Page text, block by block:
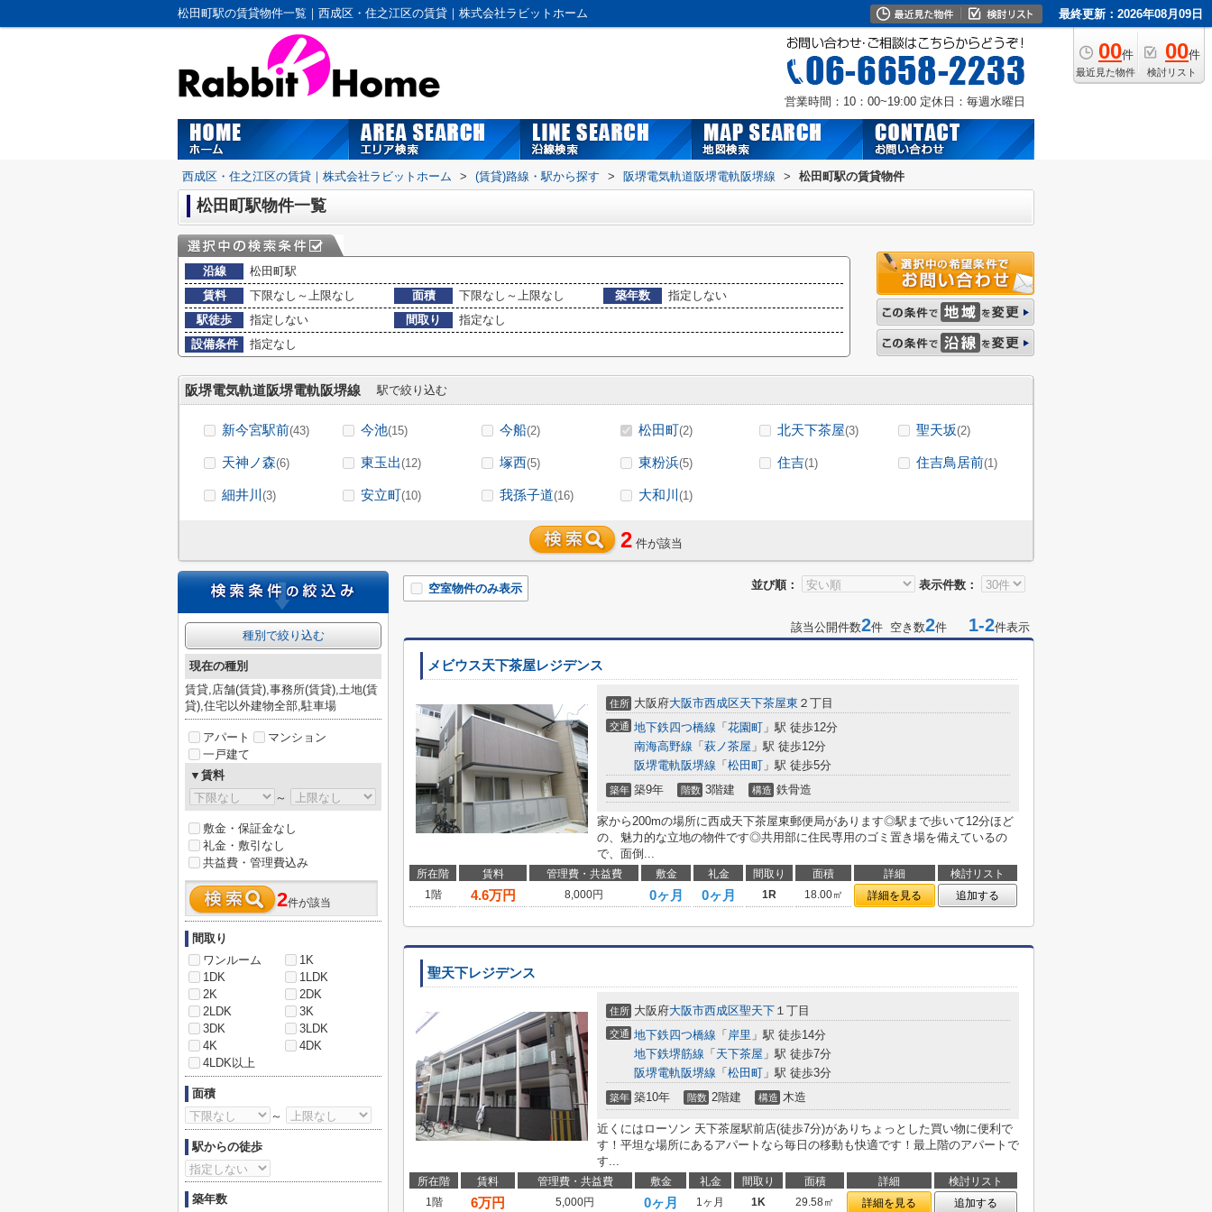
松田町駅の賃貸物件一覧｜西成区・住之江区の賃貸｜株式会社ラビットホーム 最終更新：2026年08月09日
00件
最近見た物件
00件
検討リスト
営業時間：10：00~19:00 定休日：毎週水曜日
西成区・住之江区の賃貸｜株式会社ラビットホーム > (賃貸)路線・駅から探す > 阪堺電気軌道阪堺電軌阪堺線 > 松田町駅の賃貸物件
松田町駅物件一覧
沿線
松田町駅
賃料
下限なし～上限なし 面積 下限なし～上限なし 築年数
指定しない
駅徒歩
指定しない 間取り
指定なし
設備条件
指定なし
阪堺電気軌道阪堺電軌阪堺線 駅で絞り込む
新今宮駅前(43) 今池(15) 今船(2) 松田町(2) 北天下茶屋(3) 聖天坂(2)
天神ノ森(6) 東玉出(12) 塚西(5) 東粉浜(5) 住吉(1) 住吉鳥居前(1)
細井川 (3) 安立町(10) 我孫子道(16) 大和川 (1)
2 件が該当
並び順： 表示件数：
空室物件のみ表示
該当公開件数2件 空き数2件 1-2件表示
メビウス天下茶屋レジデンス
住所 大阪府大阪市西成区天下茶屋東 ２丁目
交通 地下鉄四つ橋線 「 花園町 」駅 徒歩12分
南海高野線 「 萩ノ茶屋 」駅 徒歩12分
阪堺電軌阪堺線 「 松田町 」駅 徒歩5分
築年 築9年 階数 3階建 構造 鉄骨造
家から200mの場所に西成天下茶屋東郵便局があります◎駅まで歩いて12分ほど
の、魅力的な立地の物件です◎共用部に住民専用のゴミ置き場を備えているの
で、面倒...
所在階 賃料 管理費・共益費 敷金 礼金 間取り 面積 詳細
検討リスト
1階
4.6万円 8,000円 0ヶ月 0ヶ月 1R 18.00㎡ 詳細を見る 追加する
聖天下レジデンス
住所 大阪府大阪市西成区聖天下 １丁目
交通 地下鉄四つ橋線 「 岸里 」駅 徒歩14分
地下鉄堺筋線 「 天下茶屋 」駅 徒歩7分
阪堺電軌阪堺線 「 松田町 」駅 徒歩3分
築年 築10年 階数 2階建 構造 木造
近くにはローソン 天下茶屋駅前店(徒歩7分)がありちょっとした買い物に便利で
す！平坦な場所にあるアパートなら毎日の移動も快適です！最上階のアパートで
す...
所在階 賃料 管理費・共益費 敷金 礼金 間取り 面積 詳細
検討リスト
1階
6万円 5,000円 0ヶ月 1ヶ月 1K 29.58㎡ 詳細を見る 追加する
種別で絞り込む
現在の種別
賃貸,店舗(賃貸),事務所(賃貸),土地(賃
貸),住宅以外建物全部,駐車場
アパート
マンション
一戸建て
▼賃料
～
敷金・保証金なし
礼金・敷引なし
共益費・管理費込み
2件が該当
間取り
ワンルーム
1K
1DK
1LDK
2K
2DK
2LDK
3K
3DK
3LDK
4K
4DK
4LDK以上
面積
～
駅からの徒歩
築年数